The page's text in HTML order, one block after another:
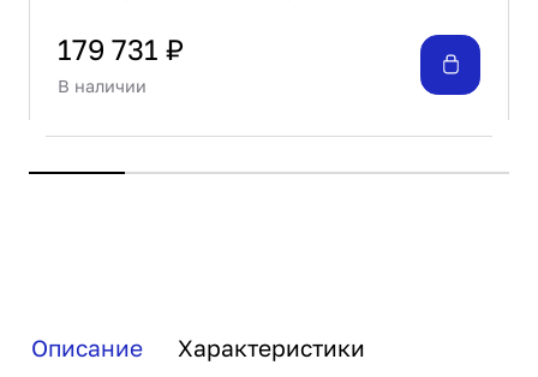
179 731 ₽
В наличии
Описание Характеристики